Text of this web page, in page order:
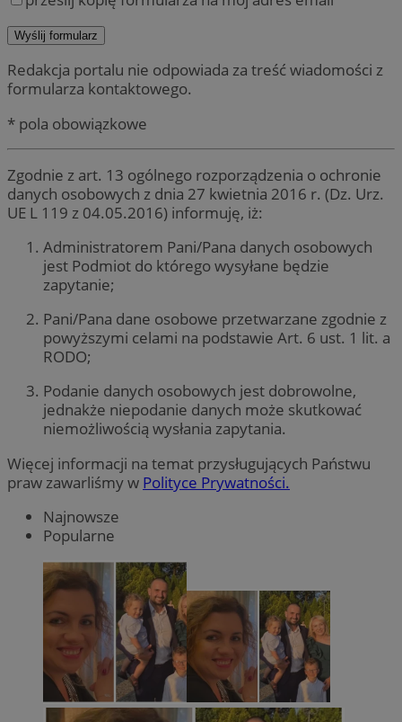
Redakcja portalu nie odpowiada za treść wiadomości z
formularza kontaktowego.
* pola obowiązkowe
Zgodnie z art. 13 ogólnego rozporządzenia o ochronie
danych osobowych z dnia 27 kwietnia 2016 r. (Dz. Urz.
UE L 119 z 04.05.2016) informuję, iż:
Administratorem Pani/Pana danych osobowych
jest Podmiot do którego wysyłane będzie
zapytanie;
Pani/Pana dane osobowe przetwarzane zgodnie z
powyższymi celami na podstawie Art. 6 ust. 1 lit. a
RODO;
Podanie danych osobowych jest dobrowolne,
jednakże niepodanie danych może skutkować
niemożliwością wysłania zapytania.
Więcej informacji na temat przysługujących Państwu
praw zawarliśmy w Polityce Prywatności.
Najnowsze
Popularne